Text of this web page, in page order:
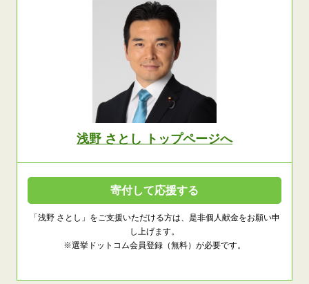
浅野 さとし トップページへ
寄付して応援する
「浅野 さとし」をご支援いただける方は、是非個人献金をお願い申
し上げます。
※選挙ドットコム会員登録（無料）が必要です。